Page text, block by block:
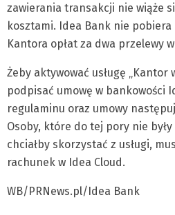
zawierania transakcji nie wiąże
kosztami. Idea Bank nie
Kantora opłat za dwa przelewy
Żeby aktywować usługę „Kantor
podpisać umowę w bankowości
regulaminu oraz umowy
Osoby, które do tej pory nie
chciałby skorzystać z usługi,
rachunek w Idea Cloud.
WB/PRNews.pl/Idea Bank